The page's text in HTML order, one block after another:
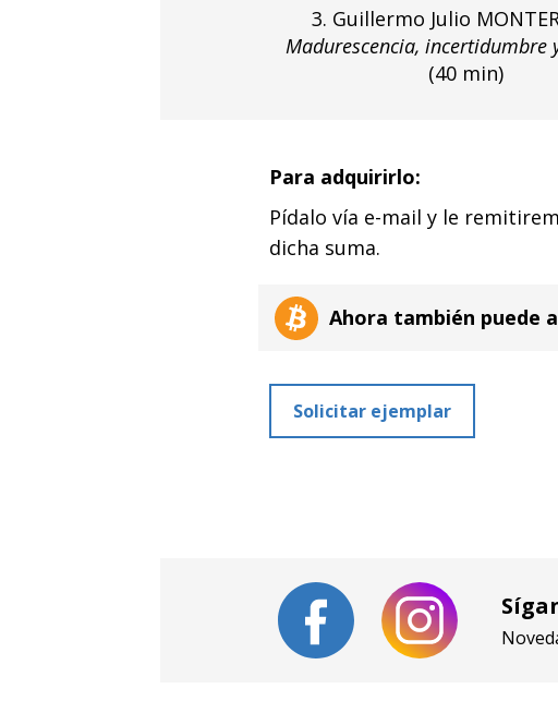
3. Guillermo Julio
Madurescencia, incertidumbre
(40 min)
Para adquirirlo:
Pídalo vía e-mail y le
dicha suma.
Ahora también puede
Solicitar ejemplar